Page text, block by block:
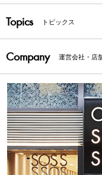
Topics トピックス
Company 運営会社・店